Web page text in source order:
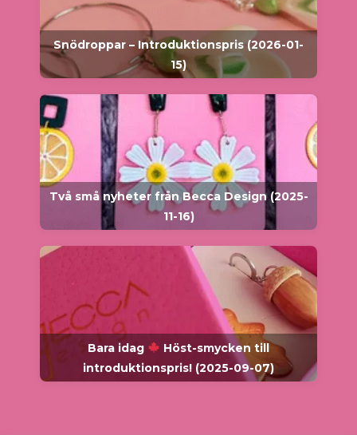
Snödroppar – Introduktionspris (2026-01-
15)
Två små nyheter från Becca Design (2025-
11-16)
Bara idag
Höst-smycken till
introduktionspris! (2025-09-07)